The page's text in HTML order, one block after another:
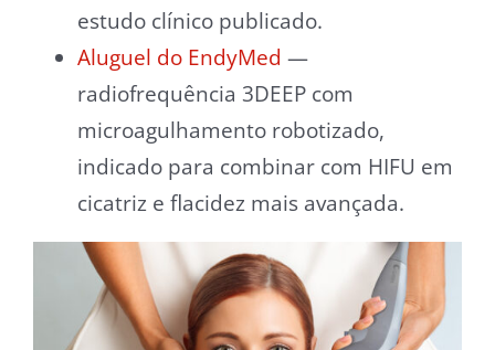
estudo clínico publicado.
Aluguel do EndyMed —
radiofrequência 3DEEP com
microagulhamento robotizado,
indicado para combinar com HIFU em
cicatriz e flacidez mais avançada.